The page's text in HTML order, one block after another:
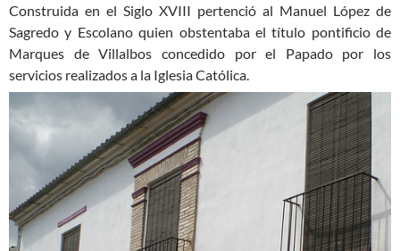
Construida en el Siglo XVIII pertenció al Manuel López de
Sagredo y Escolano quien obstentaba el título pontificio de
Marques de Villalbos concedido por el Papado por los
servicios realizados a la Iglesia Católica.